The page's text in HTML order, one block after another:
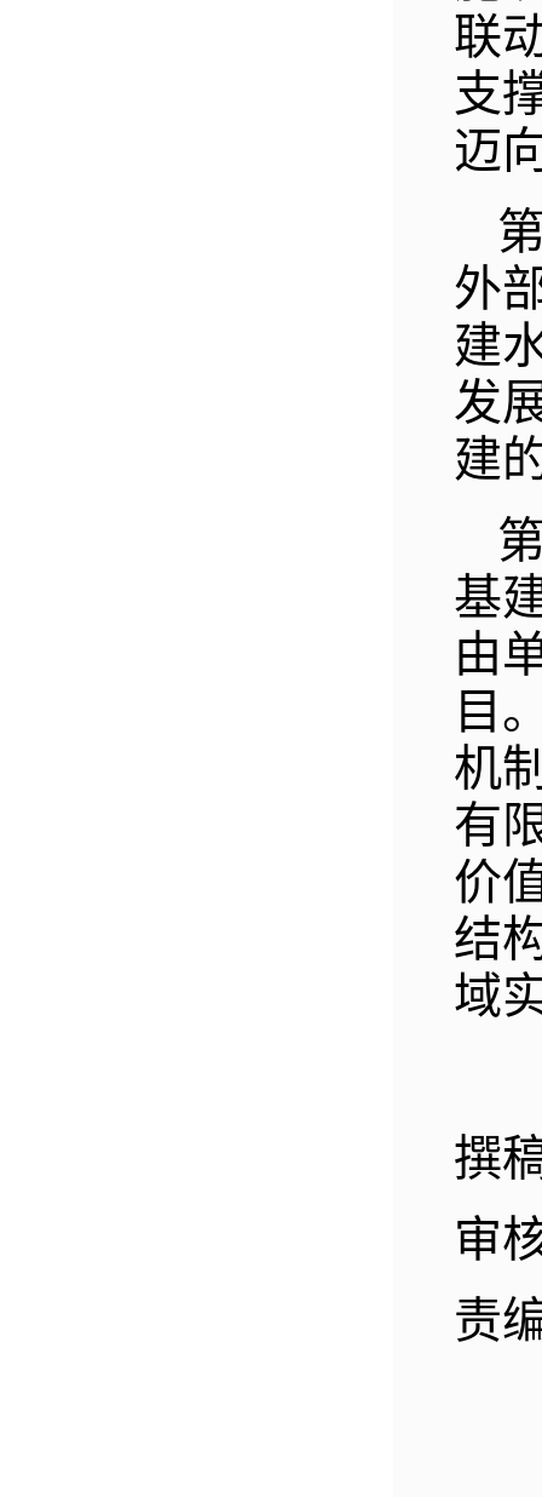
联
支
迈
外
建
发
建
基
由
目
机
有
价
结
域
撰
审
责